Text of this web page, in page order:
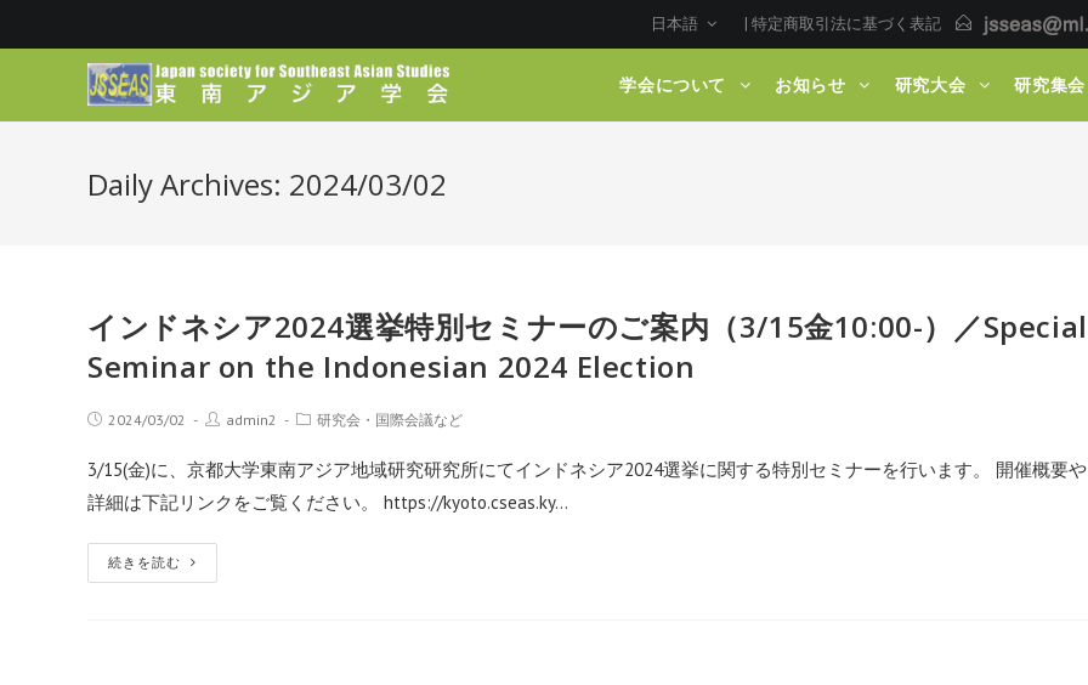
日本語 | 特定商取引法に基づく表記
学会について お知らせ 研究大会 研究集会
Daily Archives: 2024/03/02
インドネシア2024選挙特別セミナーのご案内（3/15金10:00-）／Special
Seminar on the Indonesian 2024 Election
2024/03/02 admin2 研究会・国際会議など
3/15(金)に、京都大学東南アジア地域研究研究所にてインドネシア2024選挙に関する特別セミナーを行います。 開催概要や
詳細は下記リンクをご覧ください。 https://kyoto.cseas.ky…
続きを読む